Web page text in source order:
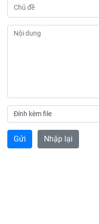
Đính kèm file